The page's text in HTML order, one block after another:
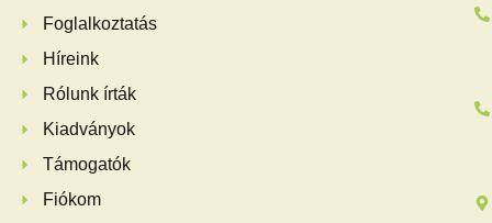
Foglalkoztatás
Híreink
Rólunk írták
Kiadványok
Támogatók
Fiókom